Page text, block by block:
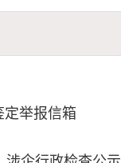
举报信箱